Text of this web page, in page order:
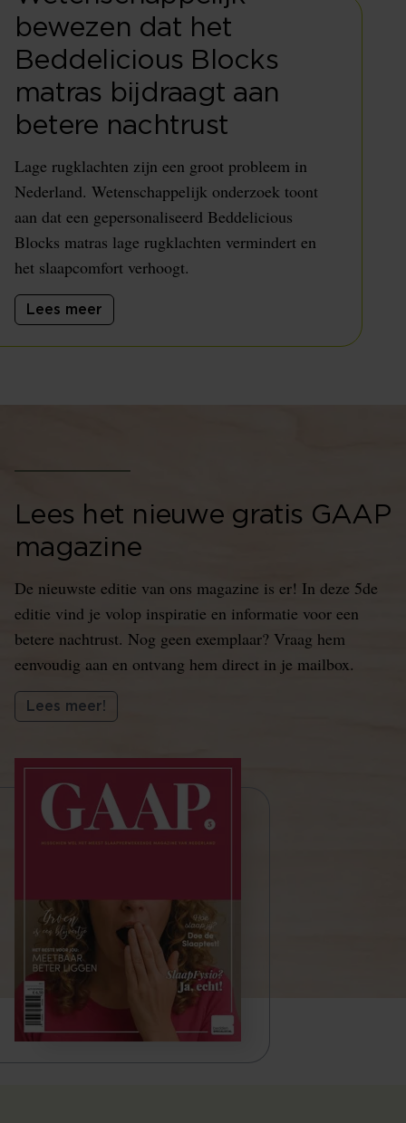
bewezen dat het
Beddelicious Blocks
matras bijdraagt aan
betere nachtrust
Lage rugklachten zijn een groot probleem in
Nederland. Wetenschappelijk onderzoek toont
aan dat een gepersonaliseerd Beddelicious
Blocks matras lage rugklachten vermindert en
het slaapcomfort verhoogt.
Lees meer
Lees het nieuwe gratis GAAP
magazine
De nieuwste editie van ons magazine is er! In deze 5de
editie vind je volop inspiratie en informatie voor een
betere nachtrust. Nog geen exemplaar? Vraag hem
eenvoudig aan en ontvang hem direct in je mailbox.
Lees meer!